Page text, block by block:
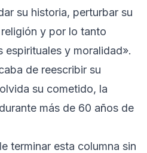
su historia, perturbar su
y por lo tanto
espirituales y moralidad».
de reescribir su
su cometido, la
más de 60 años de
terminar esta columna sin